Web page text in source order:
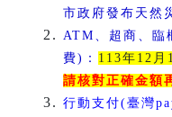
市政府發布天然
ATM、超商、臨
費)： 113年12月
請核對正確金額
行動支付(臺灣